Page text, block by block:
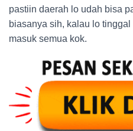
pastiin daerah lo udah bisa
biasanya sih, kalau lo
masuk semua kok.